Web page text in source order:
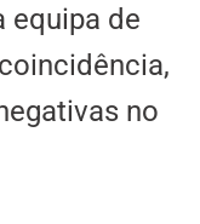
equipa de
no